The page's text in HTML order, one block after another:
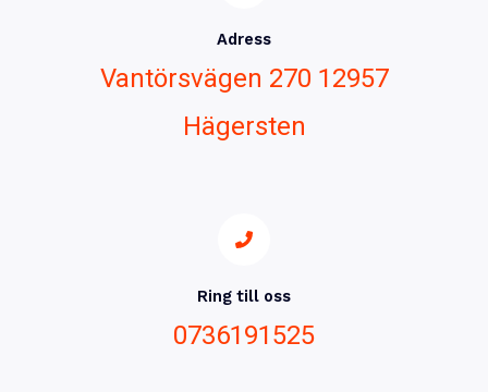
Adress
Vantörsvägen 270 12957
Hägersten
Ring till oss
0736191525